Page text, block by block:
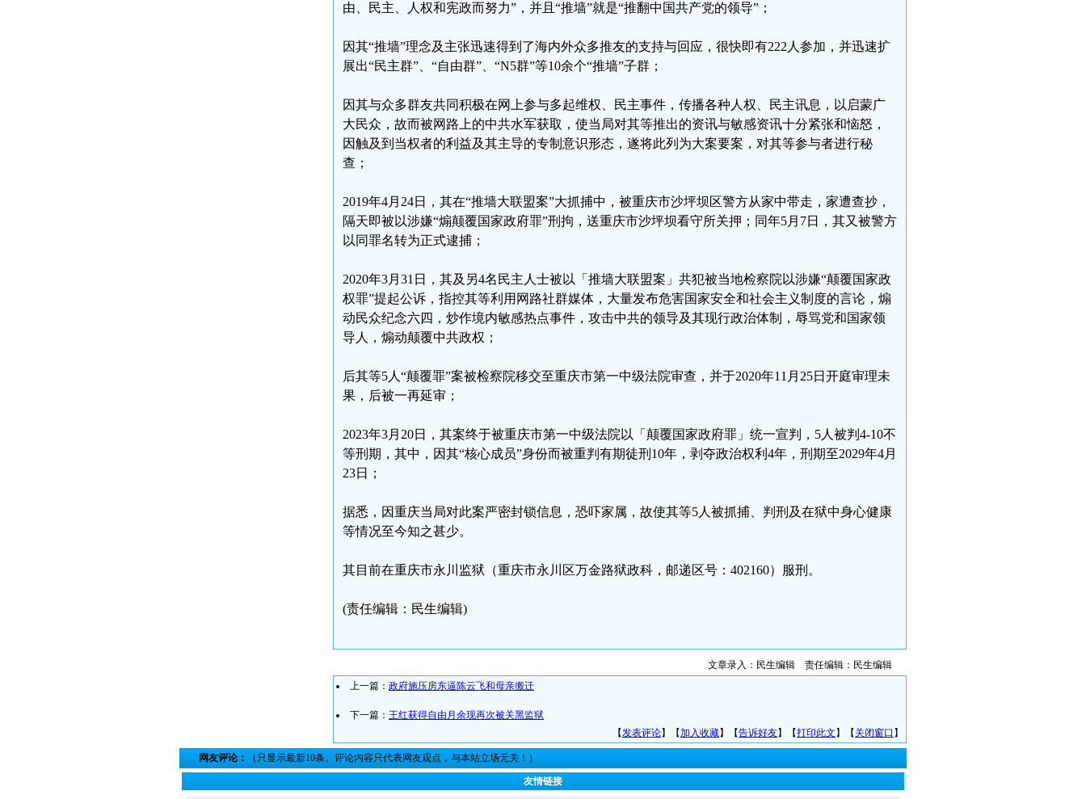
由、民主、人权和宪政而努力”，并且“推墙”就是“推翻中国共产党的领导”；
因其“推墙”理念及主张迅速得到了海内外众多推友的支持与回应，很快即有222人参加，并迅速扩
展出“民主群”、“自由群”、“N5群”等10余个“推墙”子群；
因其与众多群友共同积极在网上参与多起维权、民主事件，传播各种人权、民主讯息，以启蒙广
大民众，故而被网路上的中共水军获取，使当局对其等推出的资讯与敏感资讯十分紧张和恼怒，
因触及到当权者的利益及其主导的专制意识形态，遂将此列为大案要案，对其等参与者进行秘
查；
2019年4月24日，其在“推墙大联盟案”大抓捕中，被重庆市沙坪坝区警方从家中带走，家遭查抄，
隔天即被以涉嫌“煽颠覆国家政府罪”刑拘，送重庆市沙坪坝看守所关押；同年5月7日，其又被警方
以同罪名转为正式逮捕；
2020年3月31日，其及另4名民主人士被以「推墙大联盟案」共犯被当地检察院以涉嫌“颠覆国家政
权罪”提起公诉，指控其等利用网路社群媒体，大量发布危害国家安全和社会主义制度的言论，煽
动民众纪念六四，炒作境内敏感热点事件，攻击中共的领导及其现行政治体制，辱骂党和国家领
导人，煽动颠覆中共政权；
后其等5人“颠覆罪”案被检察院移交至重庆市第一中级法院审查，并于2020年11月25日开庭审理未
果，后被一再延审；
2023年3月20日，其案终于被重庆市第一中级法院以「颠覆国家政府罪」统一宣判，5人被判4-10不
等刑期，其中，因其“核心成员”身份而被重判有期徒刑10年，剥夺政治权利4年，刑期至2029年4月
23日；
据悉，因重庆当局对此案严密封锁信息，恐吓家属，故使其等5人被抓捕、判刑及在狱中身心健康
等情况至今知之甚少。
其目前在重庆市永川监狱（重庆市永川区万金路狱政科，邮递区号：402160）服刑。
(责任编辑：民生编辑)
文章录入：民生编辑 责任编辑：民生编辑
上一篇： 政府施压房东逼陈云飞和母亲搬迁
下一篇： 王红获得自由月余现再次被关黑监狱
【发表评论】【加入收藏】【告诉好友】【打印此文 】【 关闭窗口 】
网友评论： （只显示最新10条。评论内容只代表网友观点，与本站立场无关！）
友情链接